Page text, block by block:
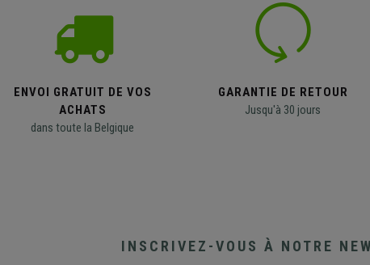
ENVOI GRATUIT DE VOS
ACHATS
dans toute la Belgique
GARANTIE DE RETOUR
Jusqu'à 30 jours
INSCRIVEZ-VOUS À NOTRE